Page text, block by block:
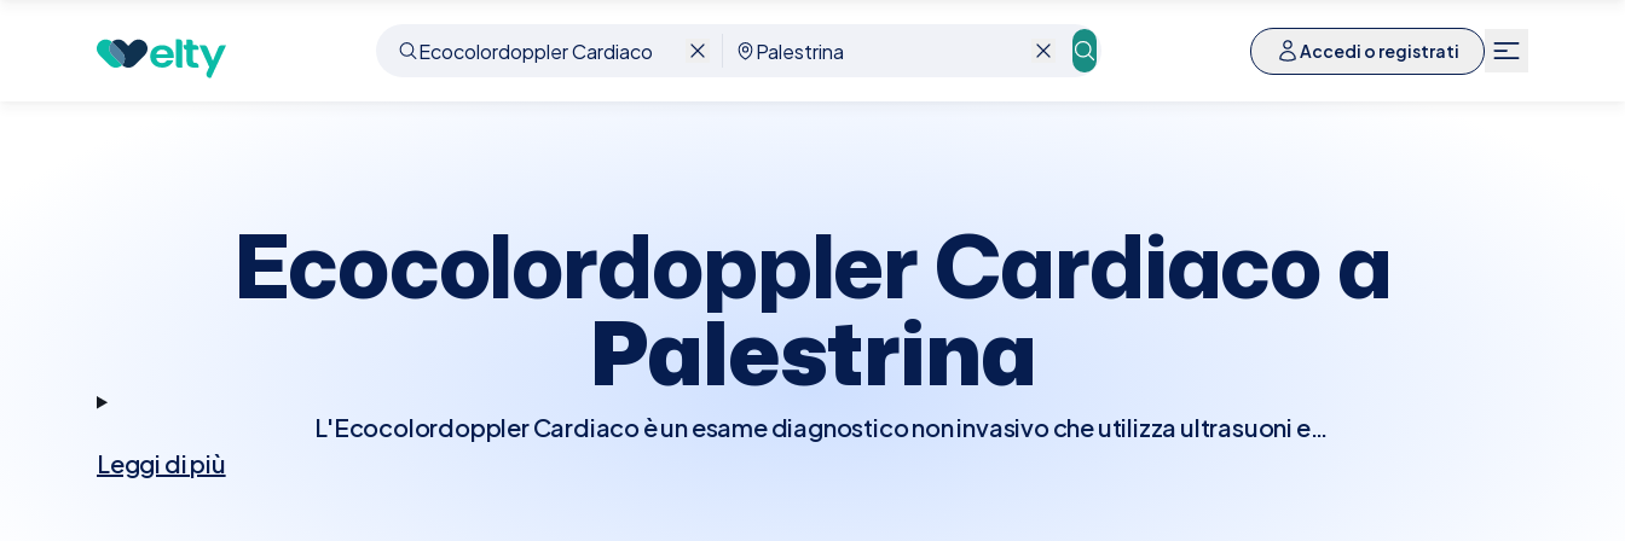
Accedi o registrati
Prenota visita Ecocolordoppler Cardiaco Palestrina
Ecocolordoppler Cardiaco a
Palestrina
L'Ecocolordoppler Cardiaco è un esame diagnostico non invasivo che utilizza ultrasuoni e
Leggi di più